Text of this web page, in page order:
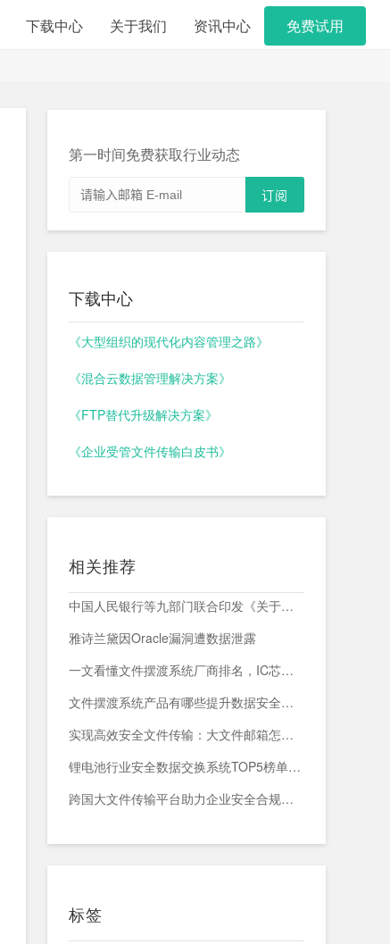
下载中心 关于我们 资讯中心 免费试用
第一时间免费获取行业动态
下载中心
《大型组织的现代化内容管理之路》
《混合云数据管理解决方案》
《FTP替代升级解决方案》
《企业受管文件传输白皮书》
相关推荐
中国人民银行等九部门联合印发《关于加强科技金融领域数据开发利用的通知》
雅诗兰黛因Oracle漏洞遭数据泄露
一文看懂文件摆渡系统厂商排名，IC芯片企业跨网交换首选方案
文件摆渡系统产品有哪些提升数据安全与传输效率的关键解决方案
实现高效安全文件传输：大文件邮箱怎么发送的创新解决方案
锂电池行业安全数据交换系统TOP5榜单：谁能守住数据生命线？
跨国大文件传输平台助力企业安全合规管理与高效数据流转
标签